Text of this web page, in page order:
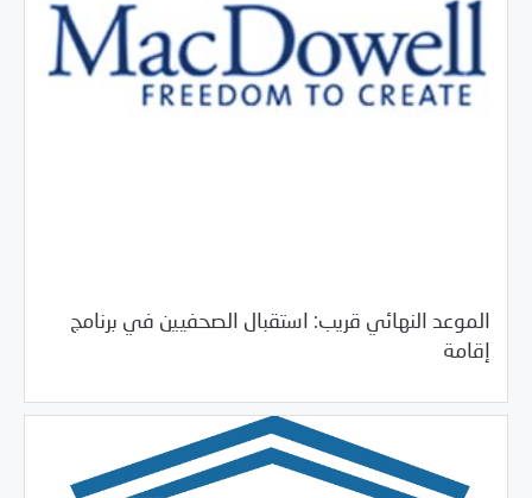
الموعد النهائي قريب: استقبال الصحفيين في برنامج
إقامة
04/08/2017 فرص التدريب و المشاركة